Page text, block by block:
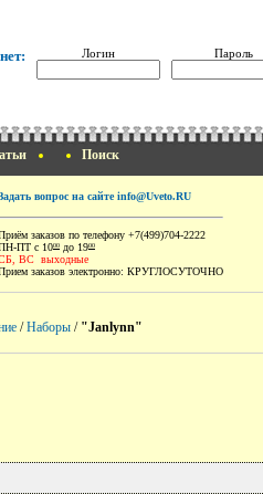
Логин Пароль
Поиск
вопрос на сайте info@Uveto.RU
заказов по телефону +7(499)704-2222
ПТ с 1000 до 1900
ВС выходные
заказов электронно: КРУГЛОСУТОЧНО
/Наборы / "Janlynn"